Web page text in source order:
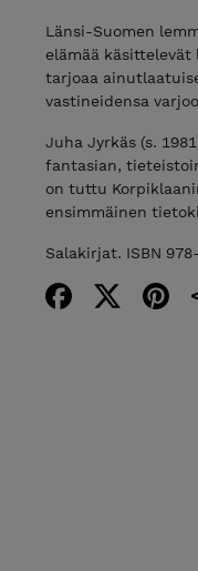
Länsi-Suomen
elämää käsittelevät
tarjoaa
vastineidensa
Juha Jyrkäs (s.
fantasian,
on tuttu
ensimmäinen
Salakirjat. ISBN